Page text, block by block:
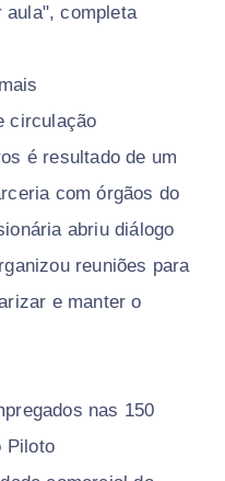
aula", completa
circulação
é resultado de um
com órgãos do
abriu diálogo
reuniões para
e manter o
nas 150
Piloto